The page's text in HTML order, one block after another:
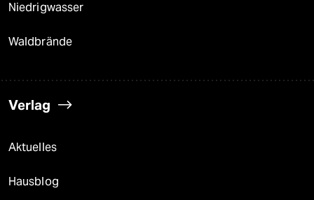
Niedrigwasser
Waldbrände
Verlag
Aktuelles
Hausblog